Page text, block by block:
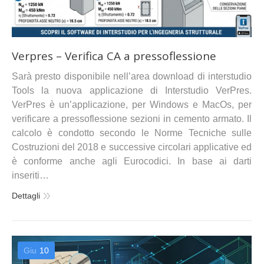
Verpres – Verifica CA a pressoflessione
Sarà presto disponibile nell’area download di interstudio
Tools la nuova applicazione di Interstudio VerPres.
VerPres è un’applicazione, per Windows e MacOs, per
verificare a pressoflessione sezioni in cemento armato. Il
calcolo è condotto secondo le Norme Tecniche sulle
Costruzioni del 2018 e successive circolari applicative ed
è conforme anche agli Eurocodici. In base ai darti
inseriti…
Dettagli
Giu 10